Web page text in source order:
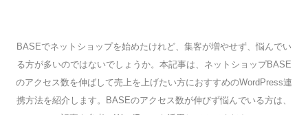
BASEでネットショップを始めたけれど、集客が増やせず、悩んでい
る方が多いのではないでしょうか。本記事は、ネットショップBASE
のアクセス数を伸ばして売上を上げたい方におすすめのWordPress連
携方法を紹介します。BASEのアクセス数が伸びず悩んでいる方は、